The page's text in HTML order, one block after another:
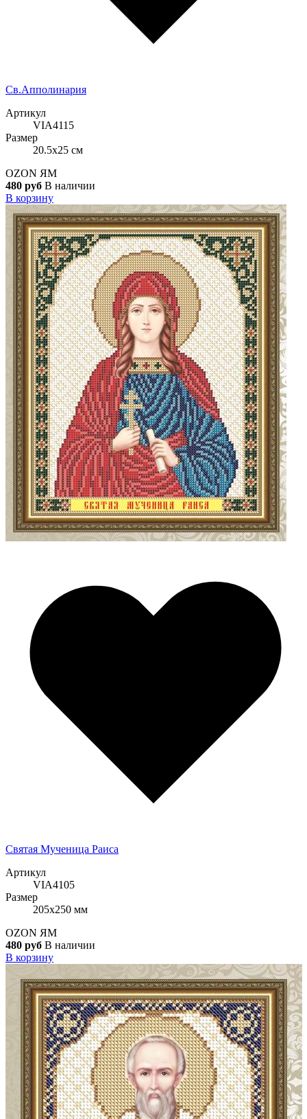
Св.Апполинария
Артикул
VIA4115
Размер
20.5x25 см
OZON ЯМ
480 руб В наличии
В корзину
Святая Мученица Раиса
Артикул
VIA4105
Размер
205x250 мм
OZON ЯМ
480 руб В наличии
В корзину